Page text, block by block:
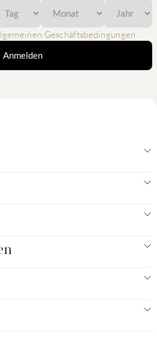
Geschäftsbedingungen
Anmelden